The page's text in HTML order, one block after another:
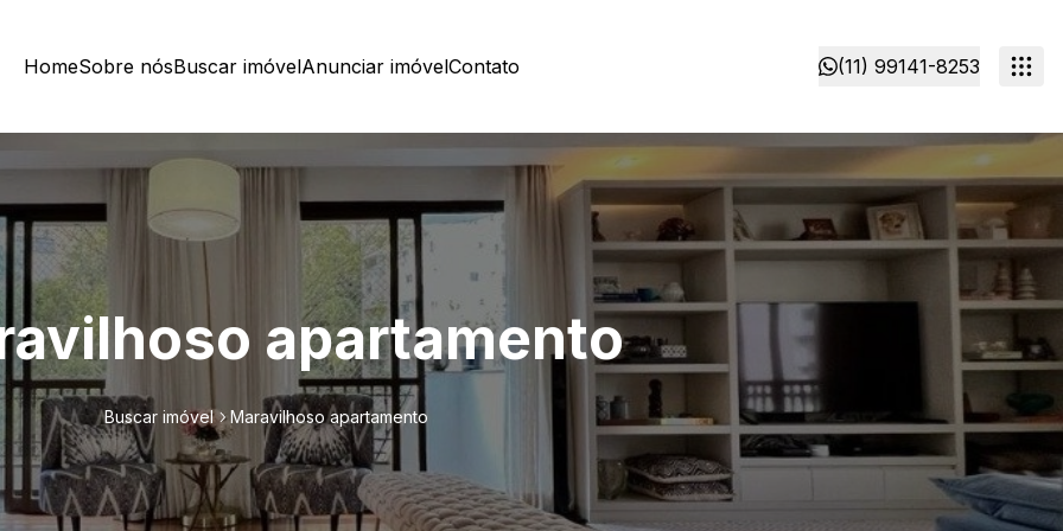
HomeSobre nósBuscar imóvelAnunciar imóvelContato (11) 99141-8253
apartamento
Buscar imóvel Maravilhoso apartamento